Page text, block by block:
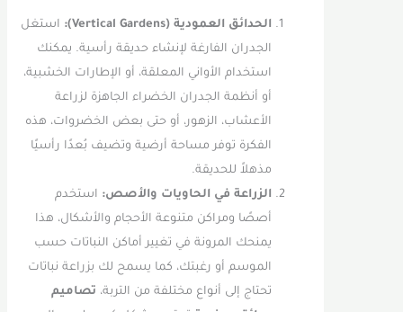
الحدائق العمودية (Vertical Gardens):
استغل
الجدران الفارغة لإنشاء حديقة رأسية. يمكنك
استخدام الأواني المعلقة، أو الإطارات الخشبية،
أو أنظمة الجدران الخضراء الجاهزة لزراعة
الأعشاب، الزهور، أو حتى بعض الخضروات، هذه
الفكرة توفر مساحة أرضية وتضيف بُعدًا رأسيًا
مذهلاً للحديقة.
الزراعة في الحاويات والأصص:استخدم
أصصًا ومراكن متنوعة الأحجام والأشكال، هذا
يمنحك المرونة في تغيير أماكن النباتات حسب
الموسم أو رغبتك، كما يسمح لك بزراعة نباتات
تحتاج إلى أنواع مختلفة من التربة،تصاميم